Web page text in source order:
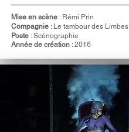
Mise en scène : Rémi Prin
Compagnie : Le tambour des Limbes
Poste : Scénographie
Année de création :2016